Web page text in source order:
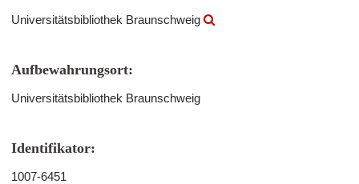
Universitätsbibliothek Braunschweig
Aufbewahrungsort:
Universitätsbibliothek Braunschweig
Identifikator:
1007-6451